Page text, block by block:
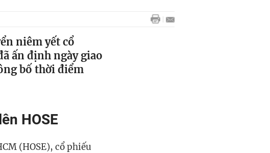
niêm yết cổ
ấn định ngày giao
bố thời điểm
HOSE
(HOSE), cổ phiếu